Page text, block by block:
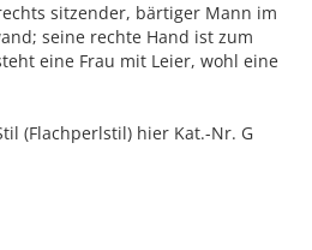
sitzender, bärtiger Mann im
seine rechte Hand ist zum
eine Frau mit Leier, wohl eine
(Flachperlstil) hier Kat.-Nr. G